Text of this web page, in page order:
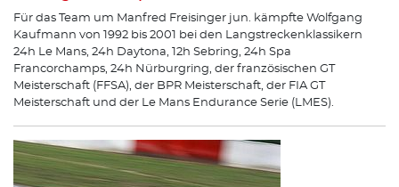
Für das Team um Manfred Freisinger jun. kämpfte Wolfgang
Kaufmann von 1992 bis 2001 bei den Langstreckenklassikern
24h Le Mans, 24h Daytona, 12h Sebring, 24h Spa
Francorchamps, 24h Nürburgring, der französischen GT
Meisterschaft (FFSA), der BPR Meisterschaft, der FIA GT
Meisterschaft und der Le Mans Endurance Serie (LMES).